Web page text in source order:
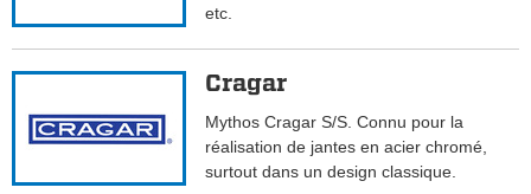
etc.
Cragar
Mythos Cragar S/S. Connu pour la
réalisation de jantes en acier chromé,
surtout dans un design classique.